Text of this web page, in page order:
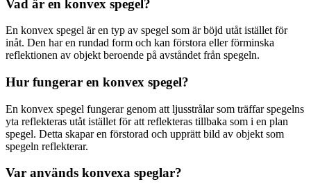
Vad är en konvex spegel?
En konvex spegel är en typ av spegel som är böjd utåt istället för
inåt. Den har en rundad form och kan förstora eller förminska
reflektionen av objekt beroende på avståndet från spegeln.
Hur fungerar en konvex spegel?
En konvex spegel fungerar genom att ljusstrålar som träffar spegelns
yta reflekteras utåt istället för att reflekteras tillbaka som i en plan
spegel. Detta skapar en förstorad och upprätt bild av objekt som
spegeln reflekterar.
Var används konvexa speglar?